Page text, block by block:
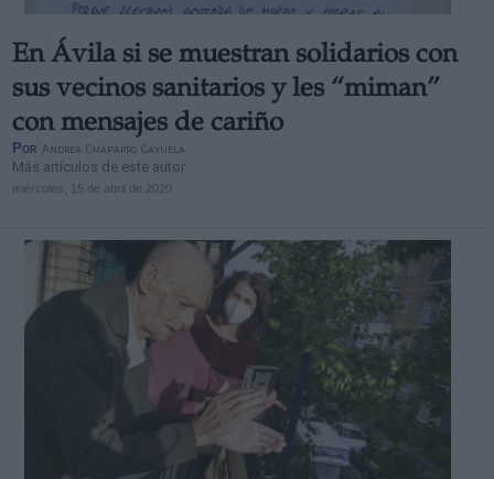
En Ávila si se muestran solidarios con
sus vecinos sanitarios y les “miman”
con mensajes de cariño
Por Andrea Chaparro Cayuela
Más artículos de este autor
miércoles, 15 de abril de 2020